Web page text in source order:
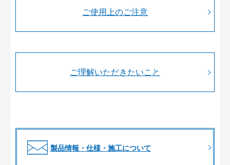
ご使用上のご注意
ご理解いただきたいこと
製品情報・仕様・施工について